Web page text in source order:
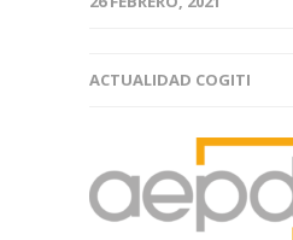
ACTUALIDAD COGITI